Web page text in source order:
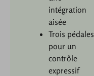
intégration
aisée
Trois pédales
pour un
contrôle
expressif